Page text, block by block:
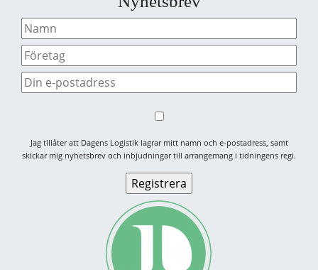
Jag tillåter att Dagens Logistik lagrar mitt namn och e-postadress, samt
skickar mig nyhetsbrev och inbjudningar till arrangemang i tidningens regi.